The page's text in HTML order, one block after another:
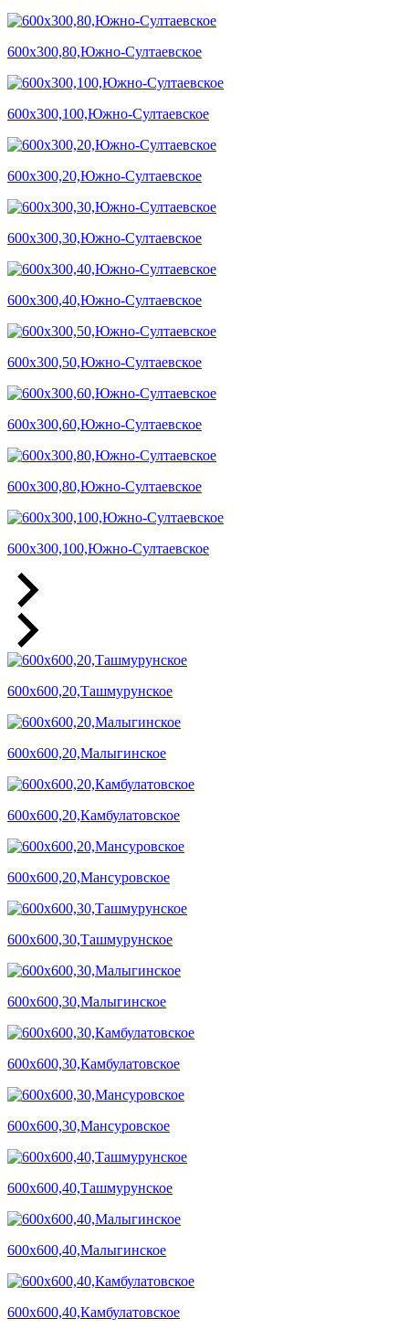
600х300,80,Южно-Султаевское
600х300,100,Южно-Султаевское
600х300,20,Южно-Султаевское
600х300,30,Южно-Султаевское
600х300,40,Южно-Султаевское
600х300,50,Южно-Султаевское
600х300,60,Южно-Султаевское
600х300,80,Южно-Султаевское
600х300,100,Южно-Султаевское
600х600,20,Ташмурунское
600х600,20,Малыгинское
600х600,20,Камбулатовское
600х600,20,Мансуровское
600х600,30,Ташмурунское
600х600,30,Малыгинское
600х600,30,Камбулатовское
600х600,30,Мансуровское
600х600,40,Ташмурунское
600х600,40,Малыгинское
600х600,40,Камбулатовское